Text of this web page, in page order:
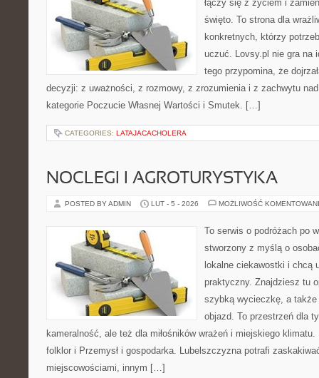
łączy się z życiem i
święto. To strona dla
konkretnych, którzy
uczuć. Lovsy.pl nie gra na
tego przypomina, że
decyzji: z uważności, z rozmowy, z zrozumienia i z zachwytu
kategorie Poczucie Własnej Wartości i Smutek. […]
CATEGORIES: LATAJACACHOLERA
NOCLEGI I AGROTURYSTYKA
POSTED BY ADMIN LUT - 5 - 2026 MOŻLIWOŚĆ
To serwis o podróżach po
stworzony z myślą o
lokalne ciekawostki i chcą
praktyczny. Znajdziesz tu
szybką wycieczkę, a także
objazd. To przestrzeń dla
kameralność, ale też dla miłośników wrażeń i miejskiego
folklor i Przemysł i gospodarka. Lubelszczyzna potrafi
miejscowościami, innym […]